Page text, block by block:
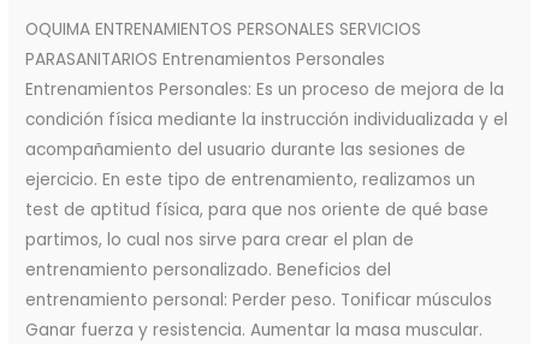
OQUIMA ENTRENAMIENTOS PERSONALES SERVICIOS
PARASANITARIOS Entrenamientos Personales
Entrenamientos Personales: Es un proceso de mejora de la
condición física mediante la instrucción individualizada y el
acompañamiento del usuario durante las sesiones de
ejercicio. En este tipo de entrenamiento, realizamos un
test de aptitud física, para que nos oriente de qué base
partimos, lo cual nos sirve para crear el plan de
entrenamiento personalizado. Beneficios del
entrenamiento personal: Perder peso. Tonificar músculos
Ganar fuerza y resistencia. Aumentar la masa muscular.